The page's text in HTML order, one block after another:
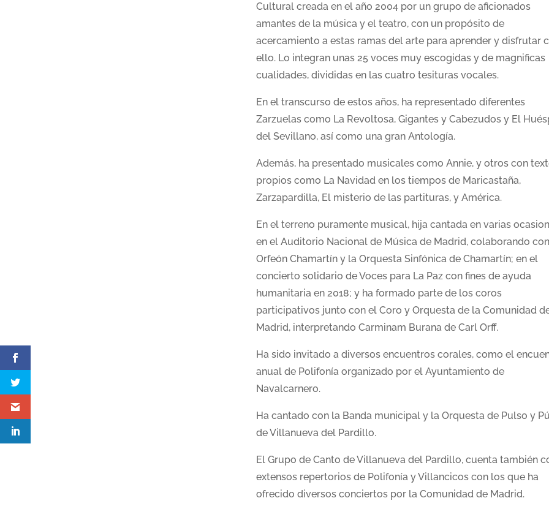
Cultural creada en el año 2004 por un grupo de aficionados
amantes de la música y el teatro, con un propósito de
acercamiento a estas ramas del arte para aprender y disfrutar
ello. Lo integran unas 25 voces muy escogidas y de magnificas
cualidades, divididas en las cuatro tesituras vocales.
En el transcurso de estos años, ha representado diferentes
Zarzuelas como La Revoltosa, Gigantes y Cabezudos y El
del Sevillano, así como una gran Antología.
Además, ha presentado musicales como Annie, y otros con
propios como La Navidad en los tiempos de Maricastaña,
Zarzapardilla, El misterio de las partituras, y América.
En el terreno puramente musical, hija cantada en varias
en el Auditorio Nacional de Música de Madrid, colaborando
Orfeón Chamartín y la Orquesta Sinfónica de Chamartín; en el
concierto solidario de Voces para La Paz con fines de ayuda
humanitaria en 2018; y ha formado parte de los coros
participativos junto con el Coro y Orquesta de la Comunidad
Madrid, interpretando Carminam Burana de Carl Orff.
Ha sido invitado a diversos encuentros corales, como el
anual de Polifonía organizado por el Ayuntamiento de
Navalcarnero.
Ha cantado con la Banda municipal y la Orquesta de Pulso y
de Villanueva del Pardillo.
El Grupo de Canto de Villanueva del Pardillo, cuenta también
extensos repertorios de Polifonía y Villancicos con los que ha
ofrecido diversos conciertos por la Comunidad de Madrid.